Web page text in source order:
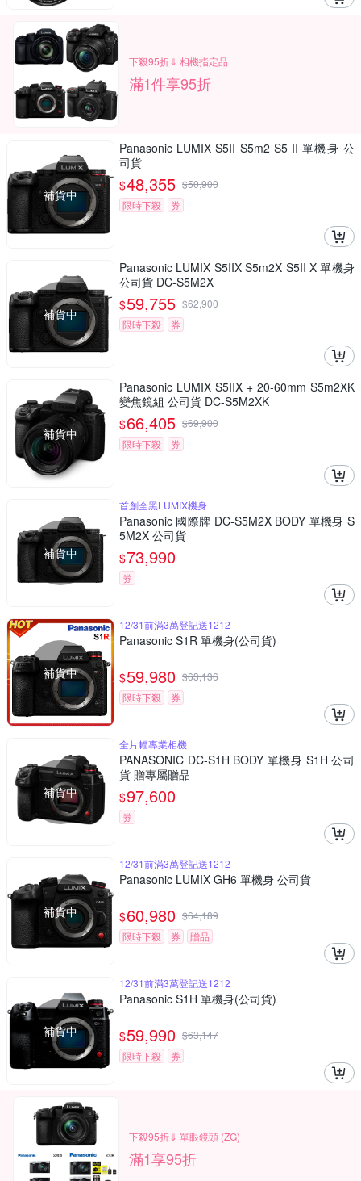
下殺95折⇓ 相機指定品
滿1件享95折
補貨中
Panasonic LUMIX S5II S5m2 S5 II 單機身 公
司貨
$48,355 $50,900
限時下殺
券
補貨中
Panasonic LUMIX S5IIX S5m2X S5II X 單機身
公司貨 DC-S5M2X
$59,755 $62,900
限時下殺
券
補貨中
Panasonic LUMIX S5IIX + 20-60mm S5m2XK
變焦鏡組 公司貨 DC-S5M2XK
$66,405 $69,900
限時下殺
券
補貨中
首創全黑LUMIX機身
Panasonic 國際牌 DC-S5M2X BODY 單機身 S
5M2X 公司貨
$73,990
券
補貨中
12/31前滿3萬登記送1212
Panasonic S1R 單機身(公司貨)
$59,980 $63,136
限時下殺
券
補貨中
全片幅專業相機
PANASONIC DC-S1H BODY 單機身 S1H 公司
貨 贈專屬贈品
$97,600
券
補貨中
12/31前滿3萬登記送1212
Panasonic LUMIX GH6 單機身 公司貨
$60,980 $64,189
限時下殺
券 贈品
補貨中
12/31前滿3萬登記送1212
Panasonic S1H 單機身(公司貨)
$59,990 $63,147
限時下殺
券
下殺95折⇓ 單眼鏡頭 (ZG)
滿1享95折